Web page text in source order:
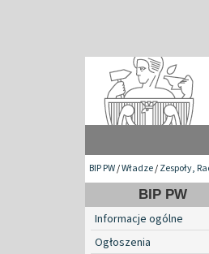
BIP PW/Władze/Zespoły,
BIP PW
Informacje ogólne
Ogłoszenia